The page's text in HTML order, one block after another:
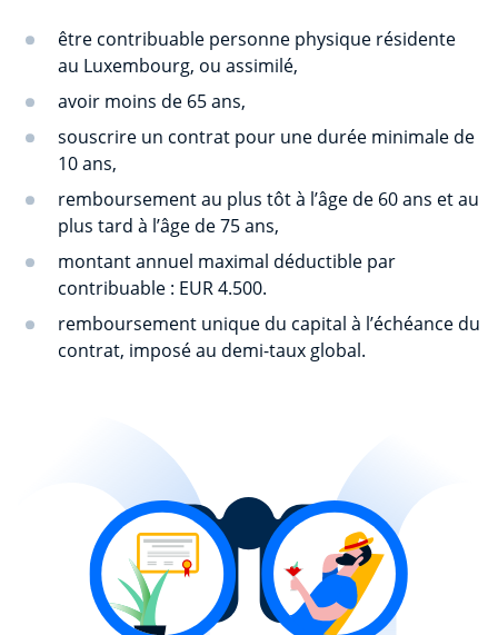
être contribuable personne physique résidente
au Luxembourg, ou assimilé,
avoir moins de 65 ans,
souscrire un contrat pour une durée minimale de
10 ans,
remboursement au plus tôt à l’âge de 60 ans et au
plus tard à l’âge de 75 ans,
montant annuel maximal déductible par
contribuable : EUR 4.500.
remboursement unique du capital à l’échéance du
contrat, imposé au demi-taux global.